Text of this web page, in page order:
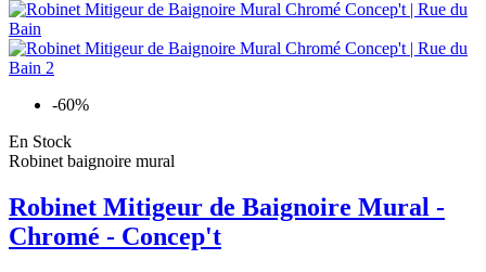
-60%
En Stock
Robinet baignoire mural
Robinet Mitigeur de Baignoire Mural -
Chromé - Concep't